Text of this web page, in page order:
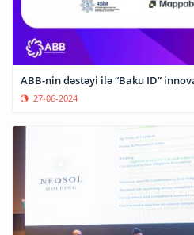
ABB-nin dəstəyi ilə “Baku ID”
27-06-2024